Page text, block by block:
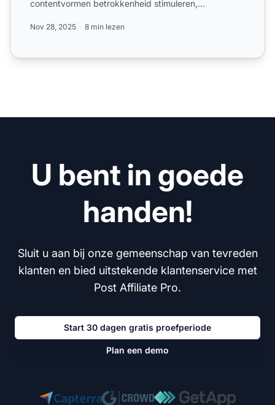
contentvormen betrokkenheid stimuleren,
Nov 28, 2025 8 min lezen
U bent in goede
handen!
Sluit u aan bij onze gemeenschap van tevreden
klanten en bied uitstekende klantenservice met
Post Affiliate Pro.
Start 30 dagen gratis proefperiode
Plan een demo